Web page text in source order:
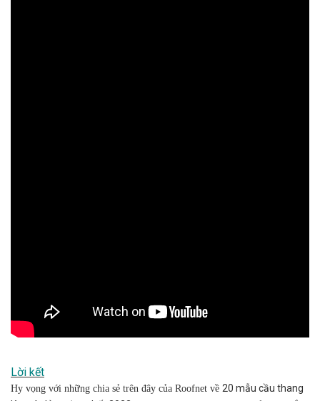
Lời kết
Hy vọng với những chia sẻ trên đây của Roofnet về 20 mẫu cầu thang